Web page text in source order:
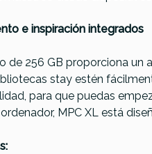
e inspiración integrados
de 256 GB proporciona
stay estén
para que puedas
MPC XL está